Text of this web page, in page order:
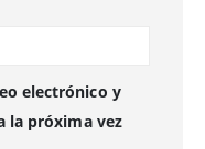
electrónico y
la próxima vez